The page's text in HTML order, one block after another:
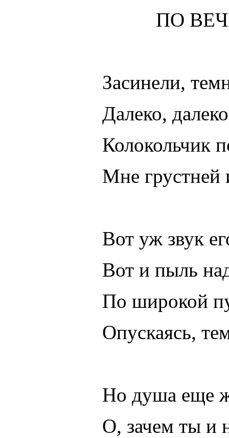
ПО
Засинели,
Далеко,
Колокольчик
Мне грустней
Вот уж звук
Вот и пыль
По широкой
Опускаясь,
Но душа еще
О, зачем ты и